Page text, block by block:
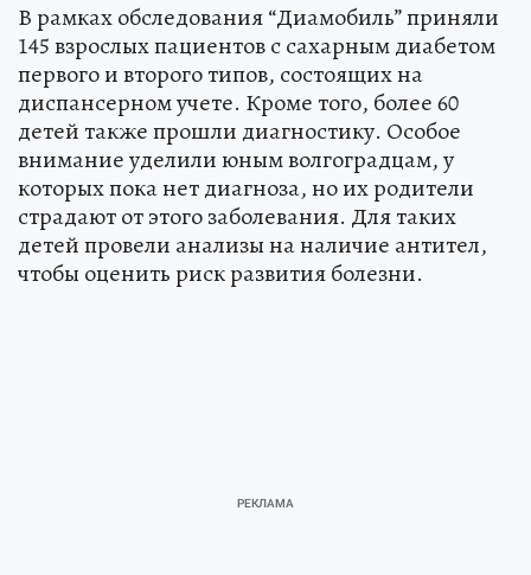
В рамках обследования “Диамобиль” приняли
145 взрослых пациентов с сахарным диабетом
первого и второго типов, состоящих на
диспансерном учете. Кроме того, более 60
детей также прошли диагностику. Особое
внимание уделили юным волгоградцам, у
которых пока нет диагноза, но их родители
страдают от этого заболевания. Для таких
детей провели анализы на наличие антител,
чтобы оценить риск развития болезни.